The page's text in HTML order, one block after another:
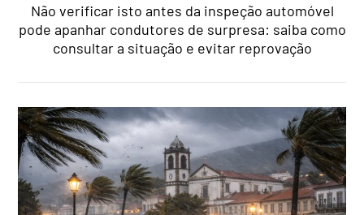
Não verificar isto antes da inspeção automóvel
pode apanhar condutores de surpresa: saiba como
consultar a situação e evitar reprovação